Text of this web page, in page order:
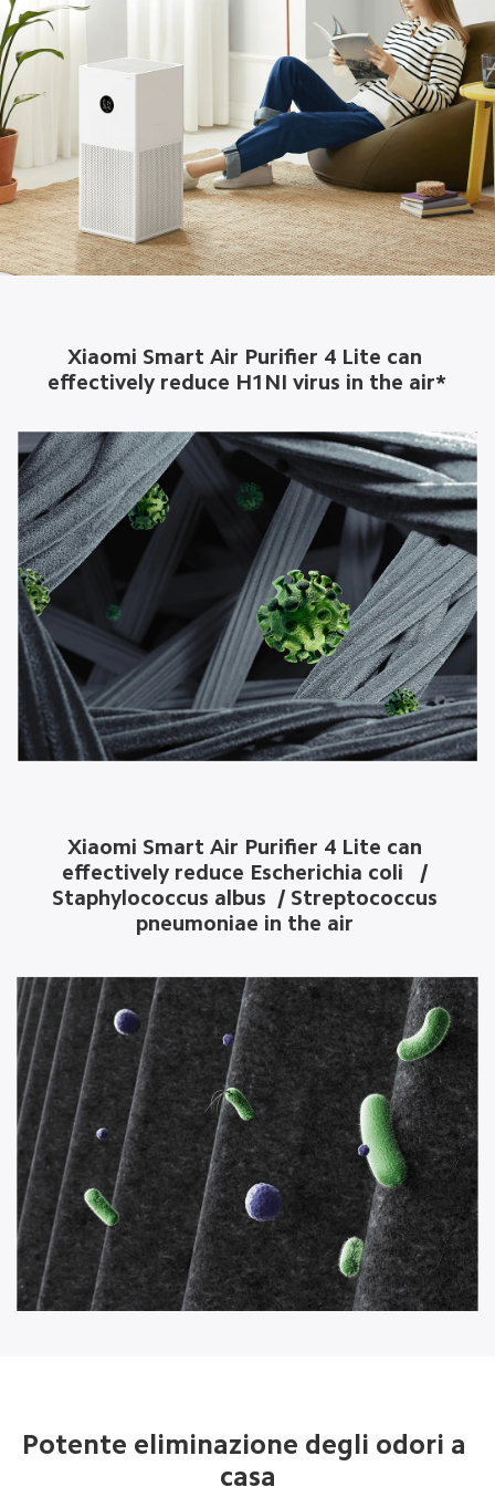
Xiaomi Smart Air Purifier 4 Lite can
effectively reduce H1NI virus in the air*
Xiaomi Smart Air Purifier 4 Lite can
effectively reduce Escherichia coli   /
Staphylococcus albus  / Streptococcus
pneumoniae in the air
Potente eliminazione degli odori a